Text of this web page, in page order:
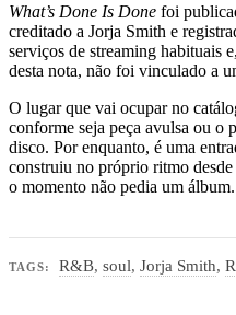
What’s Done Is Done foi
creditado a Jorja Smith e
serviços de streaming habituais
desta nota, não foi vinculado a
O lugar que vai ocupar no
conforme seja peça avulsa ou o
disco. Por enquanto, é uma
construiu no próprio ritmo
o momento não pedia um álbum.
TAGS: R&B,soul,Jorja Smith,